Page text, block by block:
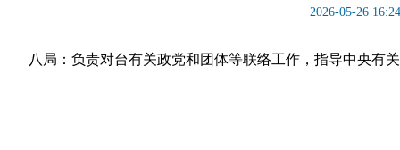
2026-05-26 16:24
八局：负责对台有关政党和团体等联络工作，指导中央有关